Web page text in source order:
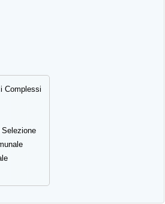
Complessi
Selezione